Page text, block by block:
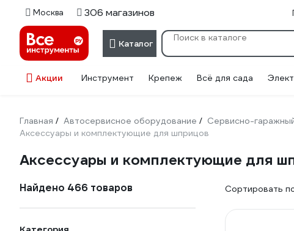
Москва 306 магазинов
Каталог
Акции Инструмент Крепеж Всё для сада
Главная / Автосервисное оборудование / Сервисно-
Аксессуары и комплектующие для шприцов
Аксессуары и комплектующие для
Найдено 466 товаров Сортировать